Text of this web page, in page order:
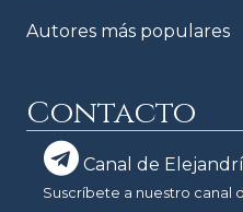
Autores más populares
Contacto
Canal de
Suscríbete a nuestro canal